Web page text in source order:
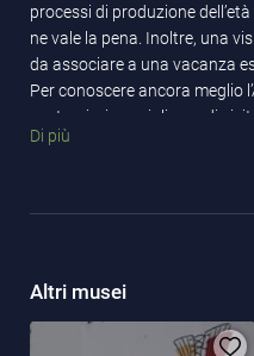
processi di produzione
ne vale la pena. Inoltre, una
da associare a una vacanza
Per conoscere ancora meglio
costumi, vi consigliamo di
frutticoltura
Di più
Altri musei